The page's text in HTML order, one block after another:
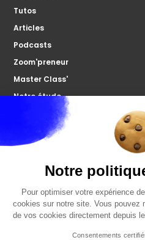
Tutos
Articles
Podcasts
Zoom'preneur
Master Class'
Notre étude
À propos
Microco
Votre forum
FAQ
Politiques de confidentialités